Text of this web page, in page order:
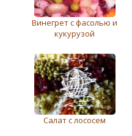
Винегрет с фасолью и
кукурузой
Салат с лососем